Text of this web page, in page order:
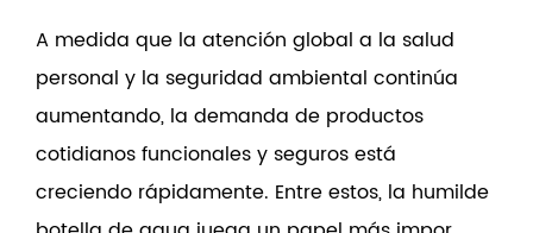
A medida que la atención global a la salud
personal y la seguridad ambiental continúa
aumentando, la demanda de productos
cotidianos funcionales y seguros está
creciendo rápidamente. Entre estos, la humilde